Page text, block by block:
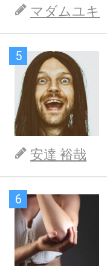
マダムユキ
5
安達 裕哉
6